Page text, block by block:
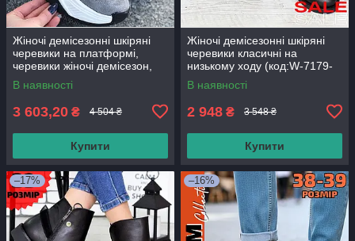
Жіночі демісезонні шкіряні
черевики на платформі,
черевики жіночі демісезон,
жіночі кросівки на платформі
В наявності
3 603,20 ₴ 4 504 ₴
Купити
Жіночі демісезонні шкіряні
черевики класичні на
низькому ходу (код:W-7179-
чк)
В наявності
2 948 ₴ 3 548 ₴
Купити
–17% –16%